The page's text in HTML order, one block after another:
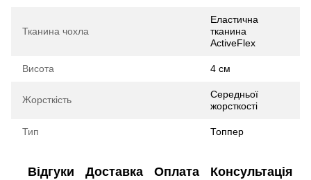
Тканина чохла
Еластична
тканина
ActiveFlex
Висота 4 см
Жорсткість
Середньої
жорсткості
Тип Топпер
Відгуки Доставка Оплата Консультація